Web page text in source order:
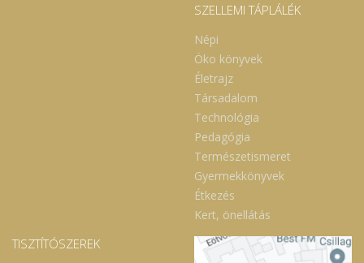
SZELLEMI TÁPLÁLÉK
Népi
Öko könyvek
Életrajz
Társadalom
Technológia
Pedagógia
Természetismeret
Gyermekkönyvek
Étkezés
Kert, önellátás
TISZTÍTÓSZEREK